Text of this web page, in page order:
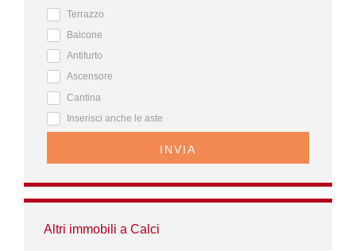
Terrazzo
Balcone
Antifurto
Ascensore
Cantina
Inserisci anche le aste
INVIA
Altri immobili a Calci